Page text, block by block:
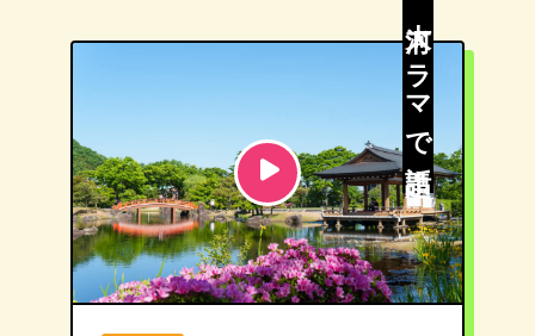
大河ドラマで話題！